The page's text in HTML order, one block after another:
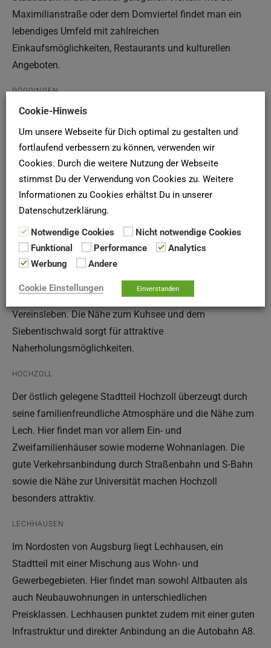
Maximilianstraße oder dem Domviertel findet man ein
lebendiges Umfeld mit zahlreichen
Einkaufsmöglichkeiten, Restaurants und kulturellen
Angeboten.
GÖGGINGEN
Der südwestlich gelegene Stadtteil Göggingen ist bekannt
für seine attraktiven Wohnlagen und die Nähe zum
Stadtwald. Hier dominieren Ein- und Mehrfamilienhäuser,
die sich besonders für Familien eignen. Darüber hinaus
gibt es in Göggingen eine gute Infrastruktur mit Schulen,
Kindergärten und Einkaufsmöglichkeiten.
Westlich der Innenstadt liegt Pfersee. Dieser Teil von
Augsburg bietet eine bunte Mischung aus Altbauten und
modernen Wohnungen. Der Stadtteil ist geprägt von einer
vielfältigen Bevölkerungsstruktur und einem regen
Vereinsleben. Die Nähe zum Kuhsee und dem
Siebentischwald sorgt für attraktive
Naherholungsmöglichkeiten.
HOCHZOLL
Der östlich gelegene Stadtteil Hochzoll überzeugt durch
seine familienfreundliche Atmosphäre und die Nähe zum
Lech. Hier findet man vor allem Ein- und
Zweifamilienhäuser sowie moderne Wohnanlagen. Die
gute Verkehrsanbindung durch Straßenbahn und S-Bahn
sowie die Nähe zur Universität machen Hochzoll
besonders attraktiv.
LECHHAUSEN
Im Nordosten von Augsburg liegt Lechhausen, ein
Stadtteil mit einer Mischung aus Wohn- und
Gewerbegebieten. Hier findet man sowohl Altbauten als
auch Neubauwohnungen in unterschiedlichen
Preisklassen. Lechhausen punktet zudem mit einer guten
Infrastruktur und direkter Anbindung an die Autobahn A8.
Cookie-Hinweis
Um unsere Webseite für Dich optimal zu gestalten und
fortlaufend verbessern zu können, verwenden wir
Cookies. Durch die weitere Nutzung der Webseite
stimmst Du der Verwendung von Cookies zu. Weitere
Informationen zu Cookies erhältst Du in unserer
Datenschutzerklärung.
Notwendige Cookies
Nicht notwendige Cookies
Funktional
Performance
Analytics
Werbung
Andere
Cookie Einstellungen Einverstanden